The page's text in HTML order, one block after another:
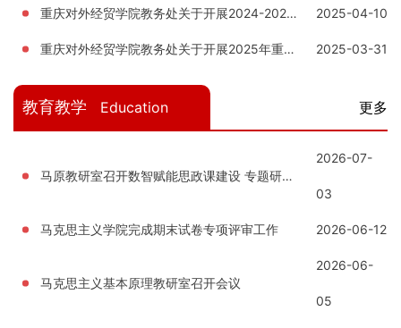
重庆对外经贸学院教务处关于开展2024-2025学年第二学期期中教学检查的通知 2025-04-10
重庆对外经贸学院教务处关于开展2025年重庆市高等教育教学改革研究项目申报工作的通知 2025-03-31
教育教学 Education 更多
马原教研室召开数智赋能思政课建设 专题研讨会
2026-07-
03
马克思主义学院完成期末试卷专项评审工作 2026-06-12
马克思主义基本原理教研室召开会议
2026-06-
05